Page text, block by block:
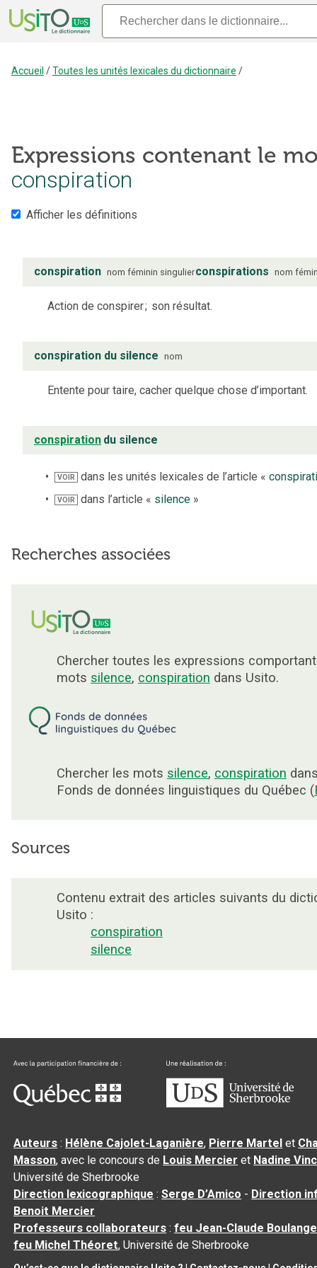
Accueil /Toutes les unités lexicales du dictionnaire /
Expressions contenant le
conspiration
Afficher les définitions
conspiration nom féminin singulierconspirations nom
Action de conspirer; son résultat.
conspiration du silence nom
Entente pour taire, cacher quelque chose d’important.
conspiration du silence
VOIR dans les unités lexicales de l’article «
VOIR dans l’article « silence »
Recherches associées
Chercher toutes les expressions
mots silence, conspiration dans Usito.
Chercher les mots silence, conspiration
Fonds de données linguistiques du Québec (
Sources
Contenu extrait des articles suivants du
Usito :
conspiration
silence
Auteurs : Hélène Cajolet-Laganière, Pierre Martel et
Masson, avec le concours de Louis Mercier et Nadine
Université de Sherbrooke
Direction lexicographique :Serge D’Amico - Direction
Benoit Mercier
Professeurs collaborateurs :feu Jean-Claude
feu Michel Théoret, Université de Sherbrooke